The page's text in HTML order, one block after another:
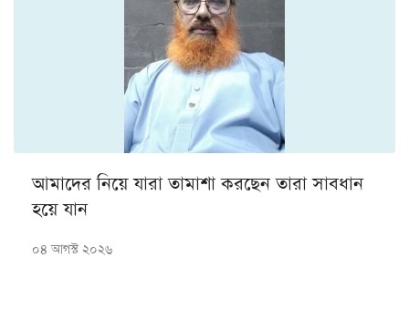
আমাদের নিয়ে যারা তামাশা করছেন তারা সাবধান
হয়ে যান
০৪ আগস্ট ২০২৬